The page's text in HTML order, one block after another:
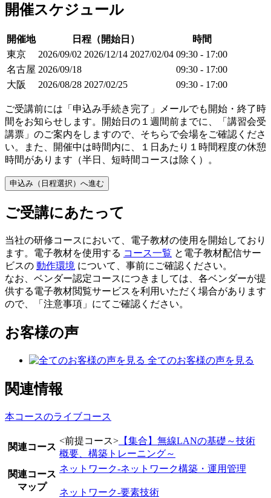
開催スケジュール
開催地 日程（開始日）
時間
東京
2026/09/02 2026/12/14 2027/02/04 09:30 - 17:00
名古屋 2026/09/18
09:30 - 17:00
大阪
2026/08/28 2027/02/25 09:30 - 17:00
ご受講前には「申込み手続き完了」メールでも開始・終了時
間をお知らせします。開始日の１週間前までに、「講習会受
講票」のご案内をしますので、そちらで会場をご確認くださ
い。また、開催中は時間内に、１日あたり１時間程度の休憩
時間があります（半日、短時間コースは除く）。
申込み（日程選択）へ進む
ご受講にあたって
当社の研修コースにおいて、電子教材の使用を開始しており
ます。電子教材を使用する コース一覧 と電子教材配信サー
ビスの 動作環境 について、事前にご確認ください。
なお、ベンダー認定コースにつきましては、各ベンダーが提
供する電子教材閲覧サービスを利用いただく場合があります
ので、「注意事項」にてご確認ください。
お客様の声
全てのお客様の声を見る
関連情報
本コースのライブコース
関連コース
<前提コース> 【集合】無線LANの基礎～技術
概要、構築トレーニング～
関連コース
マップ
ネットワーク-ネットワーク構築・運用管理
ネットワーク-要素技術